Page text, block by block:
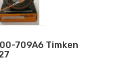
709A6 Timken